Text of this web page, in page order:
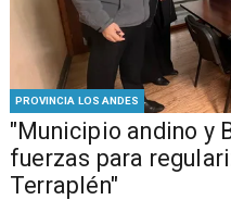
PROVINCIA LOS ANDES
"Municipio andino y
fuerzas para
Terraplén"